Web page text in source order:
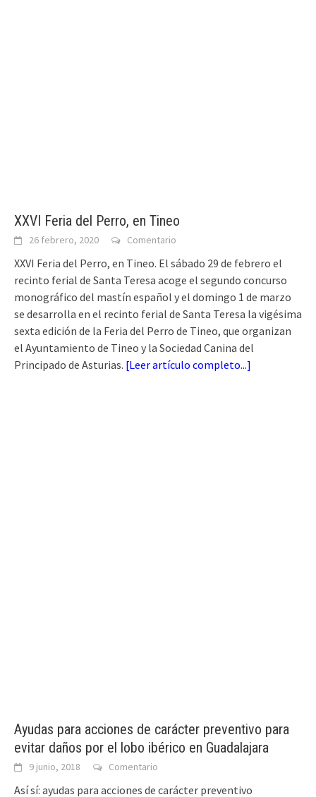
XXVI Feria del Perro, en Tineo
26 febrero, 2020 Comentario
XXVI Feria del Perro, en Tineo. El sábado 29 de febrero el
recinto ferial de Santa Teresa acoge el segundo concurso
monográfico del mastín español y el domingo 1 de marzo
se desarrolla en el recinto ferial de Santa Teresa la vigésima
sexta edición de la Feria del Perro de Tineo, que organizan
el Ayuntamiento de Tineo y la Sociedad Canina del
Principado de Asturias. [Leer artículo completo...]
Ayudas para acciones de carácter preventivo para
evitar daños por el lobo ibérico en Guadalajara
9 junio, 2018 Comentario
Así sí: ayudas para acciones de carácter preventivo